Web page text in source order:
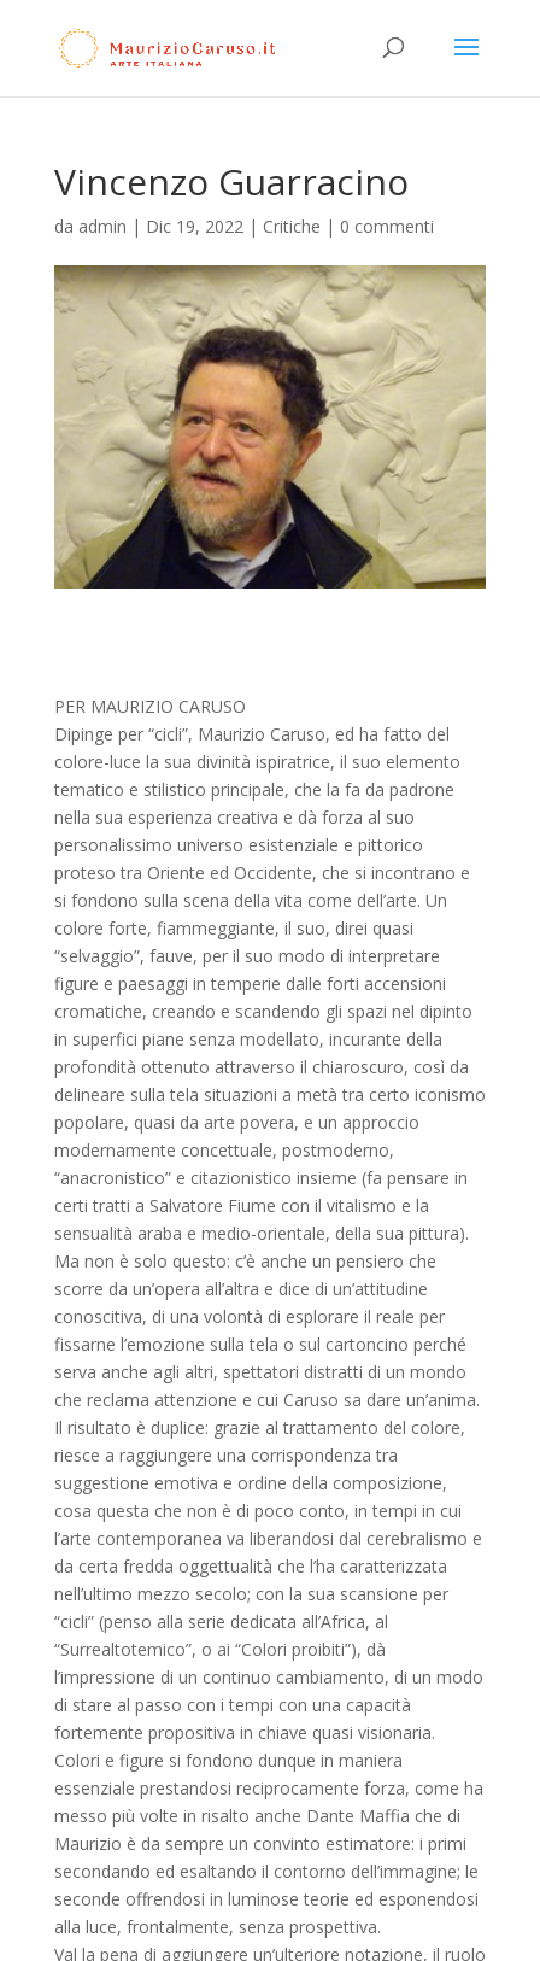
Vincenzo Guarracino
da admin | Dic 19, 2022| Critiche | 0 commenti
PER MAURIZIO CARUSO
Dipinge per “cicli”, Maurizio Caruso, ed ha fatto del
colore-luce la sua divinità ispiratrice, il suo elemento
tematico e stilistico principale, che la fa da padrone
nella sua esperienza creativa e dà forza al suo
personalissimo universo esistenziale e pittorico
proteso tra Oriente ed Occidente, che si incontrano e
si fondono sulla scena della vita come dell’arte. Un
colore forte, fiammeggiante, il suo, direi quasi
“selvaggio”, fauve, per il suo modo di interpretare
figure e paesaggi in temperie dalle forti accensioni
cromatiche, creando e scandendo gli spazi nel dipinto
in superfici piane senza modellato, incurante della
profondità ottenuto attraverso il chiaroscuro, così da
delineare sulla tela situazioni a metà tra certo iconismo
popolare, quasi da arte povera, e un approccio
modernamente concettuale, postmoderno,
“anacronistico” e citazionistico insieme (fa pensare in
certi tratti a Salvatore Fiume con il vitalismo e la
sensualità araba e medio-orientale, della sua pittura).
Ma non è solo questo: c’è anche un pensiero che
scorre da un’opera all’altra e dice di un’attitudine
conoscitiva, di una volontà di esplorare il reale per
fissarne l’emozione sulla tela o sul cartoncino perché
serva anche agli altri, spettatori distratti di un mondo
che reclama attenzione e cui Caruso sa dare un’anima.
Il risultato è duplice: grazie al trattamento del colore,
riesce a raggiungere una corrispondenza tra
suggestione emotiva e ordine della composizione,
cosa questa che non è di poco conto, in tempi in cui
l’arte contemporanea va liberandosi dal cerebralismo e
da certa fredda oggettualità che l’ha caratterizzata
nell’ultimo mezzo secolo; con la sua scansione per
“cicli” (penso alla serie dedicata all’Africa, al
“Surrealtotemico”, o ai “Colori proibiti”), dà
l’impressione di un continuo cambiamento, di un modo
di stare al passo con i tempi con una capacità
fortemente propositiva in chiave quasi visionaria.
Colori e figure si fondono dunque in maniera
essenziale prestandosi reciprocamente forza, come ha
messo più volte in risalto anche Dante Maffia che di
Maurizio è da sempre un convinto estimatore: i primi
secondando ed esaltando il contorno dell’immagine; le
seconde offrendosi in luminose teorie ed esponendosi
alla luce, frontalmente, senza prospettiva.
Val la pena di aggiungere un’ulteriore notazione, il ruolo